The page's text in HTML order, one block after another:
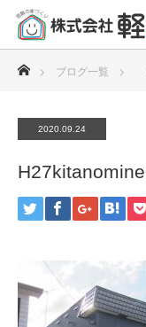
ブログ一覧
2020.09.24